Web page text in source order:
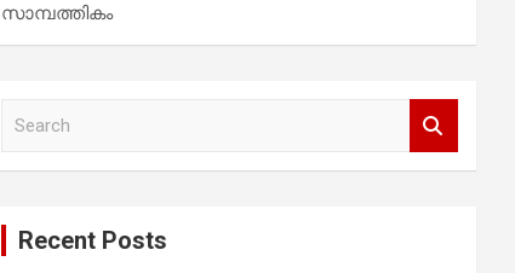
സാമ്പത്തികം
Recent Posts